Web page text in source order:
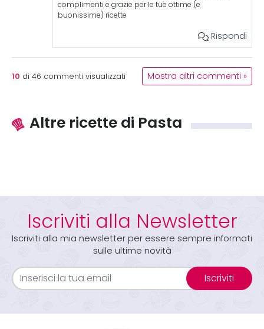
complimenti e grazie per le tue ottime (e
buonissime) ricette
Rispondi
10 di 46 commenti visualizzati Mostra altri commenti »
Altre ricette di Pasta
Iscriviti alla Newsletter
Iscriviti alla mia newsletter per essere sempre informati
sulle ultime novità
Iscriviti